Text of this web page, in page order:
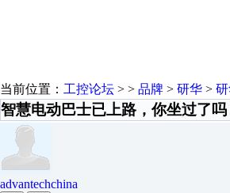
当前位置： 工控论坛 > > 品牌 > 研华 >
智慧电动巴士已上路，你坐过了吗
advantechchina